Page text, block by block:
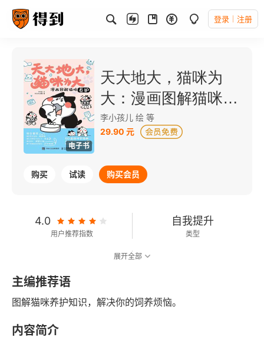
登录 注册
电子书
天大地大，猫咪为
大：漫画图解猫咪养
护
李小孩儿 绘 等
29.90 元
购买 试读 购买会员
4.0
用户推荐指数
自我提升
类型
2024-10-01
发行日期
展开全部
主编推荐语
图解猫咪养护知识，解决你的饲养烦恼。
内容简介